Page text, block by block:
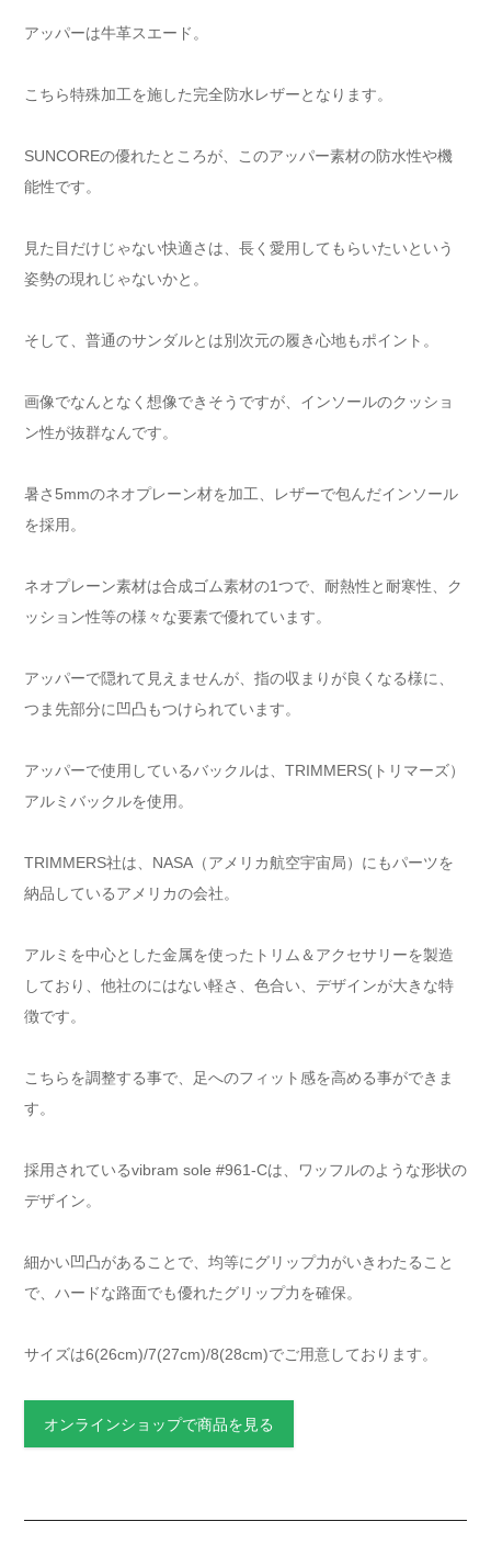
アッパーは牛革スエード。
こちら特殊加工を施した完全防水レザーとなります。
SUNCOREの優れたところが、このアッパー素材の防水性や機
能性です。
見た目だけじゃない快適さは、長く愛用してもらいたいという
姿勢の現れじゃないかと。
そして、普通のサンダルとは別次元の履き心地もポイント。
画像でなんとなく想像できそうですが、インソールのクッショ
ン性が抜群なんです。
暑さ5mmのネオプレーン材を加工、レザーで包んだインソール
を採用。
ネオプレーン素材は合成ゴム素材の1つで、耐熱性と耐寒性、ク
ッション性等の様々な要素で優れています。
アッパーで隠れて見えませんが、指の収まりが良くなる様に、
つま先部分に凹凸もつけられています。
アッパーで使用しているバックルは、TRIMMERS(トリマーズ）
アルミバックルを使用。
TRIMMERS社は、NASA（アメリカ航空宇宙局）にもパーツを
納品しているアメリカの会社。
アルミを中心とした金属を使ったトリム＆アクセサリーを製造
しており、他社のにはない軽さ、色合い、デザインが大きな特
徴です。
こちらを調整する事で、足へのフィット感を高める事ができま
す。
採用されているvibram sole #961-Cは、ワッフルのような形状の
デザイン。
細かい凹凸があることで、均等にグリップ力がいきわたること
で、ハードな路面でも優れたグリップ力を確保。
サイズは6(26cm)/7(27cm)/8(28cm)でご用意しております。
オンラインショップで商品を見る